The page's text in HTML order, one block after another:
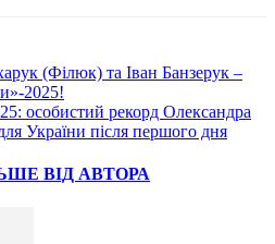
(Філюк) та Іван Банзерук –
2025!
особистий рекорд Олександра
України після першого дня
ВІД АВТОРА